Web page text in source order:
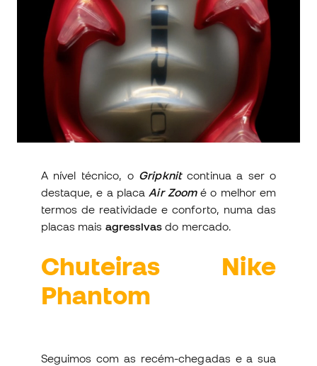
A nível técnico, o Gripknitcontinua a ser o
destaque, e a placa Air Zoomé o melhor em
termos de reatividade e conforto, numa das
placas mais agressivasdo mercado.
Chuteiras Nike
Phantom
Seguimos com as recém-chegadas e a sua